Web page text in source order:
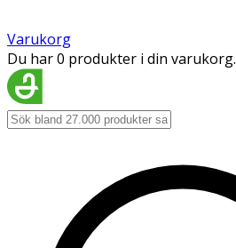
Varukorg
Du har 0 produkter i din varukorg.